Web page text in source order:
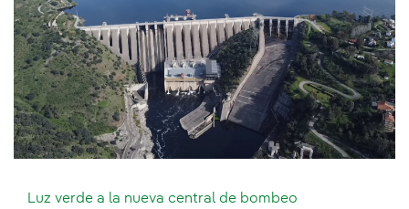
Luz verde a la nueva central de bombeo